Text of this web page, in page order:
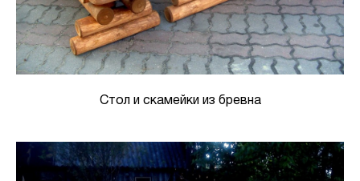
Стол и скамейки из бревна